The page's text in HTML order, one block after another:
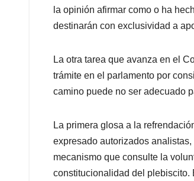
la opinión afirmar como o ha
destinarán con exclusividad a
La otra tarea que avanza en el
trámite en el parlamento por
camino puede no ser adecuado
La primera glosa a la
expresado autorizados
mecanismo que consulte la
constitucionalidad del plebiscito.